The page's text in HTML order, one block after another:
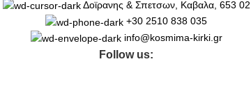
Δοϊρανης & Σπετσων, Καβαλα, 653 02
+30 2510 838 035
info@kosmima-kirki.gr
Follow us: